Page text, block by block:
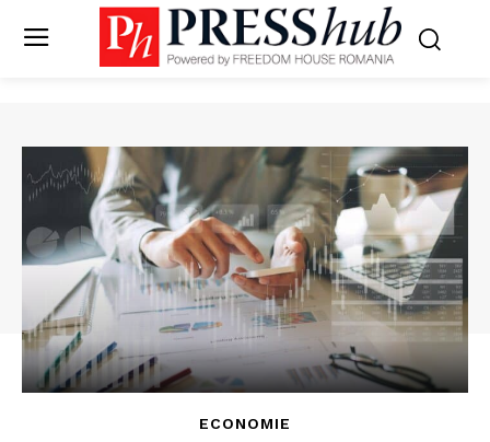
ECONOMIE